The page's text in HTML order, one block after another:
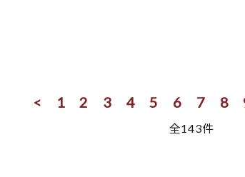
< 1 2 3 4 5 6 7 8
全143件